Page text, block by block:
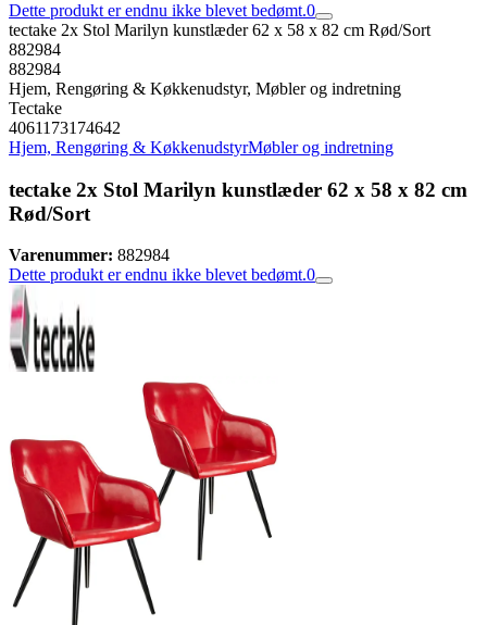
Dette produkt er endnu ikke blevet bedømt.0
tectake 2x Stol Marilyn kunstlæder 62 x 58 x 82 cm Rød/Sort
882984
882984
Hjem, Rengøring & Køkkenudstyr, Møbler og indretning
Tectake
4061173174642
Hjem, Rengøring & KøkkenudstyrMøbler og indretning
tectake 2x Stol Marilyn kunstlæder 62 x 58 x 82 cm
Rød/Sort
Varenummer: 882984
Dette produkt er endnu ikke blevet bedømt.0